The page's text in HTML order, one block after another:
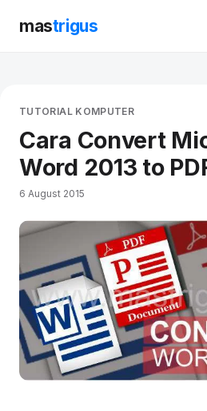
mastrigus
TUTORIAL KOMPUTER
Cara Convert
Word 2013 to
6 August 2015